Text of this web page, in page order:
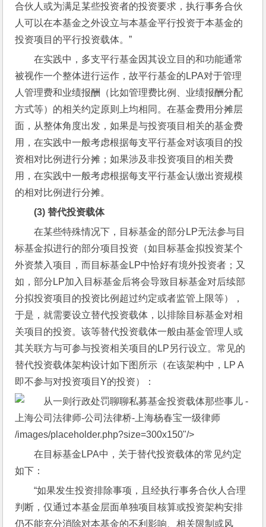
合伙人或为满足某些投资者的投资要求，执行事务合伙
人可以在本基金之外设立与本基金平行投资于本基金的
投资项目的平行投资载体。”
在实践中，多支平行基金因其设立目的和功能通常
被视作一个整体进行运作，故平行基金的LPA对于管理
人管理费和业绩报酬（比如管理费比例、业绩报酬分配
方式等）的相关约定原则上均相同。在基金费用分摊层
面，从整体角度出发，如果是与投资项目相关的基金费
用，在实践中一般考虑根据每支平行基金对该项目的投
资相对比例进行分摊；如果涉及非投资项目的相关费
用，在实践中一般考虑根据每支平行基金认缴出资规模
的相对比例进行分摊。
(3) 替代投资载体
在某些特殊情况下，目标基金的部分LP无法参与目
标基金拟进行的部分项目投资（如目标基金拟投资某个
外资禁入项目，而目标基金LP中恰好有境外投资者；又
如，部分LP加入目标基金后将会导致目标基金对后续部
分拟投资项目的投资比例超过约定或者监管上限等），
于是，就需要设立替代投资载体，以排除目标基金对相
关项目的投资。该等替代投资载体一般由基金管理人或
其关联方与可参与投资相关项目的LP另行设立。常见的
替代投资载体架构设计如下图所示（在该架构中，LP A
即不参与对投资项目Y的投资）：
/images/placeholder.php?size=300x150"/>
在目标基金LPA中，关于替代投资载体的常见约定
如下：
“如果发生投资排除事项，且经执行事务合伙人合理
判断，仅通过本基金层面单独项目核算或投资架构安排
仍不能充分消除对本基金的不利影响、相关限制或风